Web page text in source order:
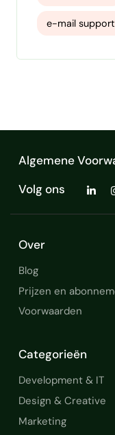
voeten als
e-mail
Algemene
Volg ons
Over
Blog
Prijzen en
Voorwaarden
Categorieën
Development & IT
Design & Creative
Marketing